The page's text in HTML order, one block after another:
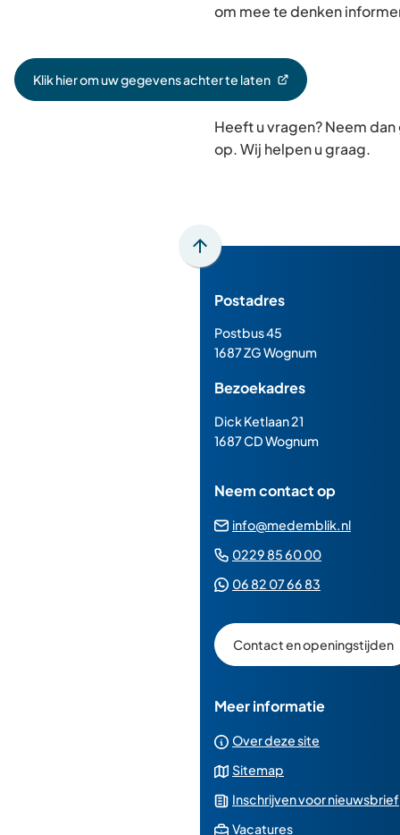
om mee te denken
Klik hier om uw gegevens achter te laten
(Verwijst
Heeft u vragen? Neem
op. Wij helpen u graag.
Scroll
boven
het
van
de
paginainhoud
Postadres
Postbus 45
1687 ZG Wognum
Bezoekadres
Dick Ketlaan 21
1687 CD Wognum
Neem contact op
info@medemblik.nl
0229 85 60 00(Verwijst
06 82 07 66 83
een
Whatsapp
Contact en openingstijden
Meer informatie
Over deze site
Sitemap
Inschrijven voor nieuwsbrief
Vacatures(Verwijst